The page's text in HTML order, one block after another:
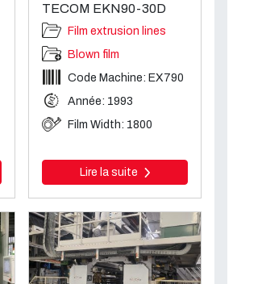
TECOM EKN90-30D
Film extrusion lines
Blown film
Code Machine: EX790
Année: 1993
Film Width: 1800
Lire la suite